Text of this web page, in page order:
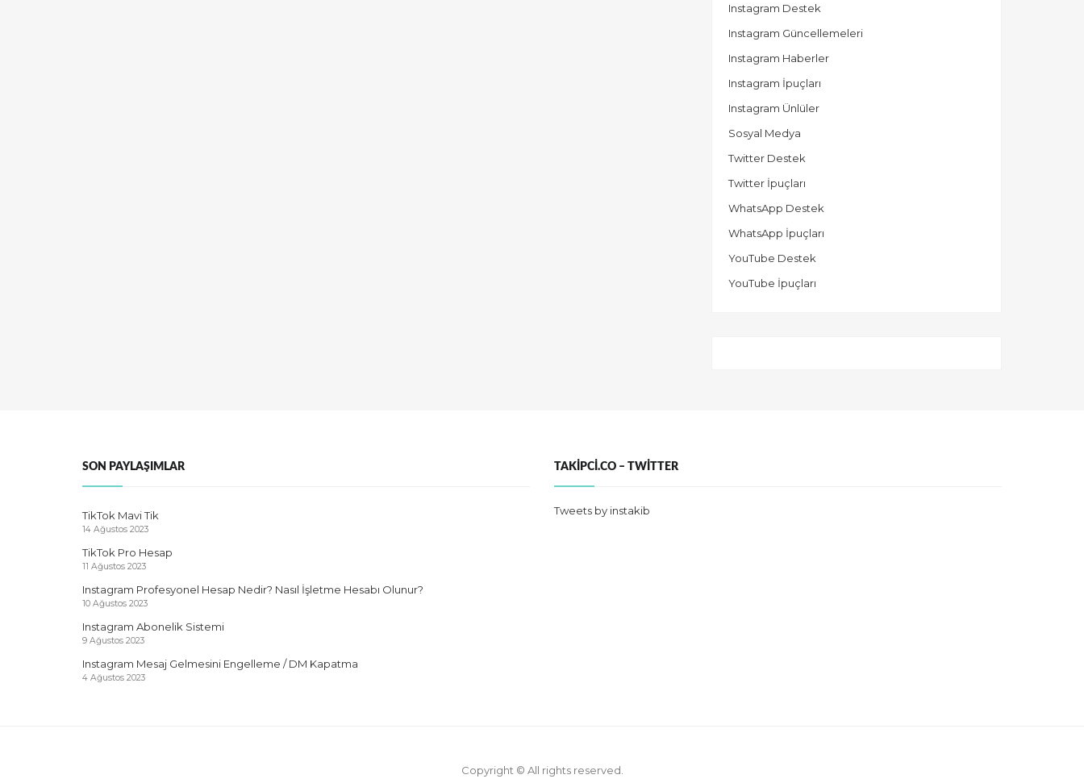
Instagram Destek
Instagram Güncellemeleri
Instagram Haberler
Instagram İpuçları
Instagram Ünlüler
Sosyal Medya
Twitter Destek
Twitter İpuçları
WhatsApp Destek
WhatsApp İpuçları
YouTube Destek
YouTube İpuçları
SON PAYLAŞIMLAR
TikTok Mavi Tik
14 Ağustos 2023
TikTok Pro Hesap
11 Ağustos 2023
Instagram Profesyonel Hesap Nedir? Nasıl İşletme Hesabı Olunur?
10 Ağustos 2023
Instagram Abonelik Sistemi
9 Ağustos 2023
Instagram Mesaj Gelmesini Engelleme / DM Kapatma
4 Ağustos 2023
TAKIPCI.CO – TWITTER
Tweets by instakib
Copyright © All rights reserved.